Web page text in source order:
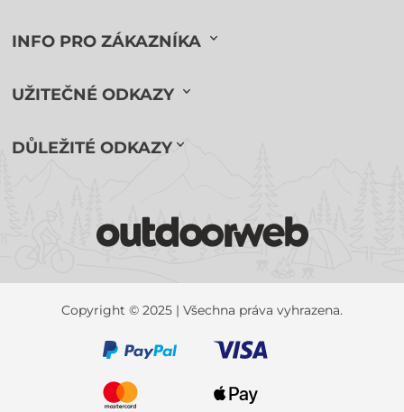
INFO PRO ZÁKAZNÍKA
UŽITEČNÉ ODKAZY
DŮLEŽITÉ ODKAZY
Copyright © 2025 | Všechna práva vyhrazena.